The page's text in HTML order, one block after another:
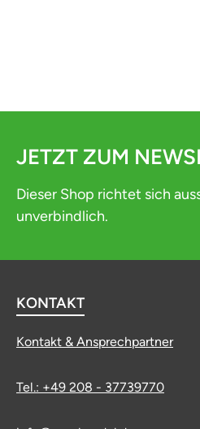
JETZT ZUM
Dieser Shop richtet sich
unverbindlich.
KONTAKT
Kontakt & Ansprechpartner
Tel.: +49 208 - 37739770